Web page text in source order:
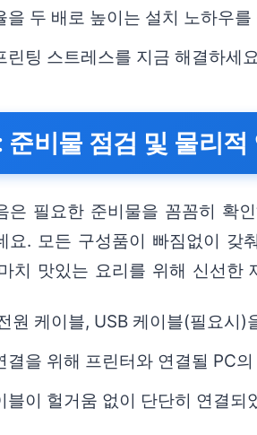
을 두 배로 높이는 설치 노하우를
린팅 스트레스를 지금 해결하세
준비물 점검 및 물리적
은 필요한 준비물을 꼼꼼히 확
요. 모든 구성품이 빠짐없이 갖
치 맛있는 요리를 위해 신선한
원 케이블, USB 케이블(필요시)
결을 위해 프린터와 연결될 PC
블이 헐거움 없이 단단히 연결